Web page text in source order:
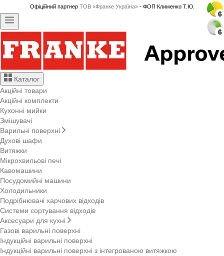
Офіційний партнер ТОВ «Франке Україна»- ФОП Клименко Т.Ю.
Каталог
Акційні товари
Акційні комплекти
Кухонні мийки
Змішувачі
Варильні поверхні
Духові шафи
Витяжки
Мікрохвильові печі
Кавомашини
Посудомийні машини
Холодильники
Подрібнювачі харчових відходів
Системи сортування відходів
Аксесуари для кухні
Газові варильні поверхні
Індукційні варильні поверхні
Індукційні варильні поверхні з інтегрованою витяжкою
6
6
6
6
6
6
6
6
6
6
6
6
6
6
6
6
6
6
6
6
6
6
6
6
6
6
6
6